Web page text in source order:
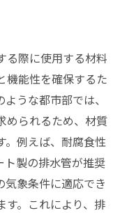
る際に使用する材料
機能性を確保するた
うな都市部では、
められるため、材質
。例えば、耐腐食性
ト製の排水管が推奨
気象条件に適応でき
す。これにより、排